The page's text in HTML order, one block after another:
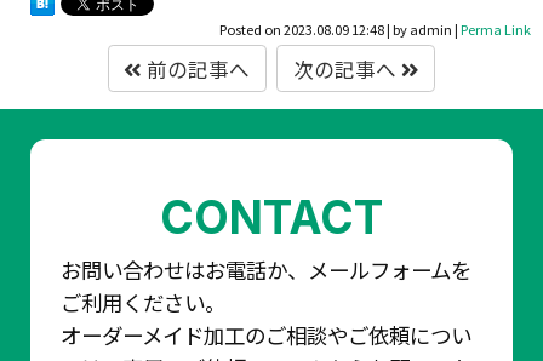
Posted on2023.08.09 12:48| byadmin |Perma Link
前の記事へ 次の記事へ
CONTACT
お問い合わせはお電話か、メールフォームを
ご利用ください。
オーダーメイド加工のご相談やご依頼につい